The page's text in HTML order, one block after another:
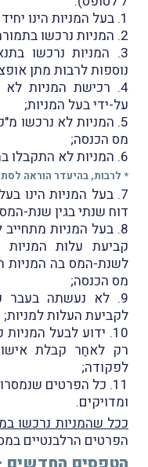
1. בעל המניות הינו יחיד תושב ישראל;
2. המניות נרכשו בתמורה כספית בלבד;
3. המניות נרכשו
נוספות לרבות מתן
4. רכישת המניות
על-ידי בעל המניות;
מס הכנסה;
6. המניות לא התקבלו במתנה;
* לרבות, בהיעדר הוראה
7. בעל המניות הינו
דוח שנתי בגין שנת-
8. בעל המניות
קביעת עלות
לשנת-המס בה המניות
מס הכנסה;
9. לא נעשתה
לקביעת העלות למניות;
10. ידוע לבעל
לפקודה;
11. כל הפרטים
ומדויקים.
ככל שהמניות נרכשו
הפרטים הרלבנטיים